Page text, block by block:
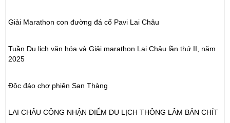
Giải Marathon con đường đá cổ Pavi Lai Châu
Tuần Du lịch văn hóa và Giải marathon Lai Châu lần thứ II, năm
2025
Độc đáo chợ phiên San Thàng
LAI CHÂU CÔNG NHẬN ĐIỂM DU LỊCH THÔNG LÂM BẢN CHÍT